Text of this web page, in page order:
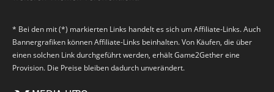
* Bei den mit (*) markierten Links handelt es sich um Affiliate-Links. Auch
Bannergrafiken können Affiliate-Links beinhalten. Von Käufen, die über
einen solchen Link durchgeführt werden, erhält Game2Gether eine
Provision. Die Preise bleiben dadurch unverändert.